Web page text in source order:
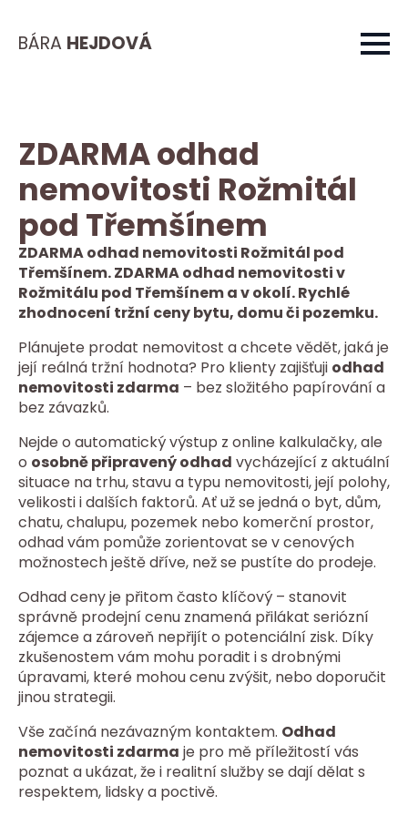
BÁRA HEJDOVÁ
ZDARMA odhad
nemovitosti Rožmitál
pod Třemšínem
ZDARMA odhad nemovitosti Rožmitál pod
Třemšínem. ZDARMA odhad nemovitosti v
Rožmitálu pod Třemšínem a v okolí. Rychlé
zhodnocení tržní ceny bytu, domu či pozemku.
Plánujete prodat nemovitost a chcete vědět, jaká je
její reálná tržní hodnota? Pro klienty zajišťuji odhad
nemovitosti zdarma – bez složitého papírování a
bez závazků.
Nejde o automatický výstup z online kalkulačky, ale
o osobně připravený odhad vycházející z aktuální
situace na trhu, stavu a typu nemovitosti, její polohy,
velikosti i dalších faktorů. Ať už se jedná o byt, dům,
chatu, chalupu, pozemek nebo komerční prostor,
odhad vám pomůže zorientovat se v cenových
možnostech ještě dříve, než se pustíte do prodeje.
Odhad ceny je přitom často klíčový – stanovit
správně prodejní cenu znamená přilákat seriózní
zájemce a zároveň nepřijít o potenciální zisk. Díky
zkušenostem vám mohu poradit i s drobnými
úpravami, které mohou cenu zvýšit, nebo doporučit
jinou strategii.
Vše začíná nezávazným kontaktem. Odhad
nemovitosti zdarma je pro mě příležitostí vás
poznat a ukázat, že i realitní služby se dají dělat s
respektem, lidsky a poctivě.